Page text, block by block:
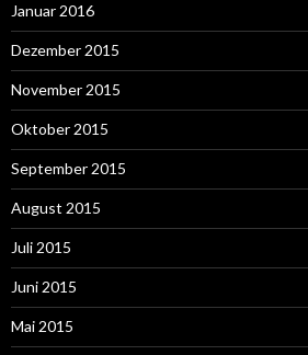
Januar 2016
Dezember 2015
November 2015
Oktober 2015
September 2015
August 2015
Juli 2015
Juni 2015
Mai 2015